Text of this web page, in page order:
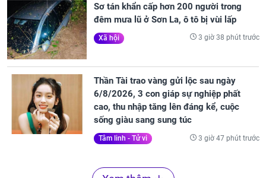
Sơ tán khẩn cấp hơn 200 người trong
đêm mưa lũ ở Sơn La, ô tô bị vùi lấp
Xã hội 3 giờ 38 phút trước
Thần Tài trao vàng gửi lộc sau ngày
6/8/2026, 3 con giáp sự nghiệp phất
cao, thu nhập tăng lên đáng kể, cuộc
sống giàu sang sung túc
Tâm linh - Tử vi 3 giờ 47 phút trước